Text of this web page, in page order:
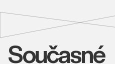
Současné